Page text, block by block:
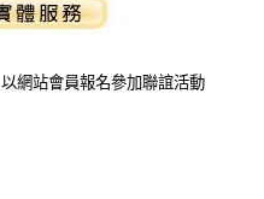
以網站會員報名參加聯誼活動